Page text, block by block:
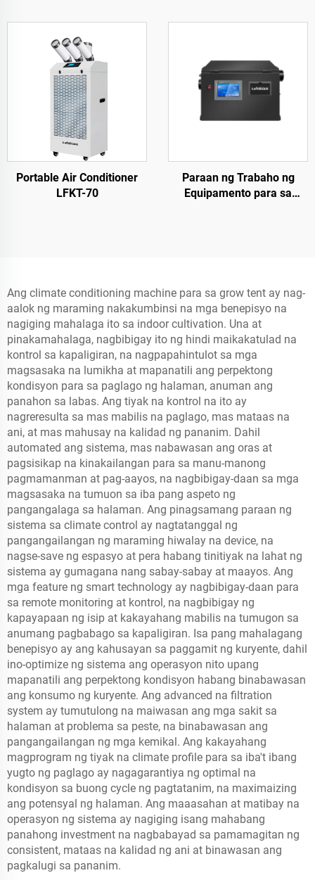
Portable Air Conditioner
LFKT-70
Paraan ng Trabaho ng
Equipamento para sa
Ang climate conditioning machine para sa grow tent ay nag-
aalok ng maraming nakakumbinsi na mga benepisyo na
nagiging mahalaga ito sa indoor cultivation. Una at
pinakamahalaga, nagbibigay ito ng hindi maikakatulad na
kontrol sa kapaligiran, na nagpapahintulot sa mga
magsasaka na lumikha at mapanatili ang perpektong
kondisyon para sa paglago ng halaman, anuman ang
panahon sa labas. Ang tiyak na kontrol na ito ay
nagreresulta sa mas mabilis na paglago, mas mataas na
ani, at mas mahusay na kalidad ng pananim. Dahil
automated ang sistema, mas nabawasan ang oras at
pagsisikap na kinakailangan para sa manu-manong
pagmamanman at pag-aayos, na nagbibigay-daan sa mga
magsasaka na tumuon sa iba pang aspeto ng
pangangalaga sa halaman. Ang pinagsamang paraan ng
sistema sa climate control ay nagtatanggal ng
pangangailangan ng maraming hiwalay na device, na
nagse-save ng espasyo at pera habang tinitiyak na lahat ng
sistema ay gumagana nang sabay-sabay at maayos. Ang
mga feature ng smart technology ay nagbibigay-daan para
sa remote monitoring at kontrol, na nagbibigay ng
kapayapaan ng isip at kakayahang mabilis na tumugon sa
anumang pagbabago sa kapaligiran. Isa pang mahalagang
benepisyo ay ang kahusayan sa paggamit ng kuryente, dahil
ino-optimize ng sistema ang operasyon nito upang
mapanatili ang perpektong kondisyon habang binabawasan
ang konsumo ng kuryente. Ang advanced na filtration
system ay tumutulong na maiwasan ang mga sakit sa
halaman at problema sa peste, na binabawasan ang
pangangailangan ng mga kemikal. Ang kakayahang
magprogram ng tiyak na climate profile para sa iba't ibang
yugto ng paglago ay nagagarantiya ng optimal na
kondisyon sa buong cycle ng pagtatanim, na maximaizing
ang potensyal ng halaman. Ang maaasahan at matibay na
operasyon ng sistema ay nagiging isang mahabang
panahong investment na nagbabayad sa pamamagitan ng
consistent, mataas na kalidad ng ani at binawasan ang
pagkalugi sa pananim.